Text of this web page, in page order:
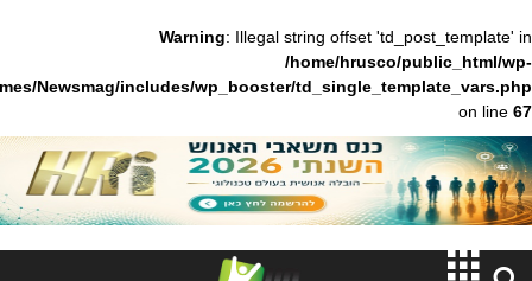
Warning: Illegal string offset
/home/hrusco/
content/themes/Newsmag/includes/wp_booster/